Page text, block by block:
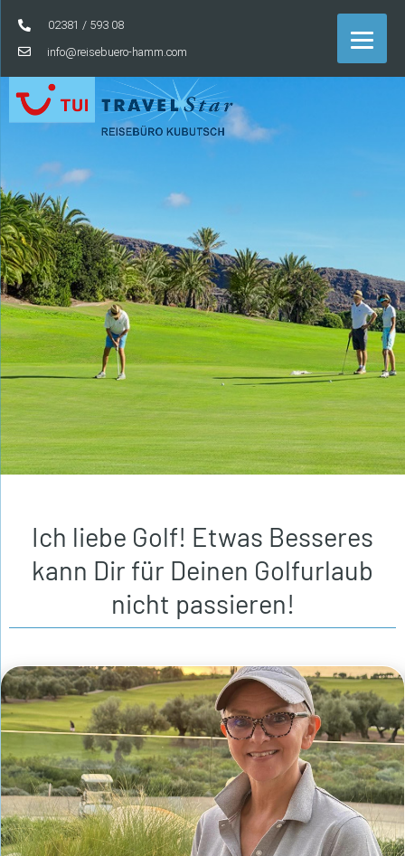
02381 / 593 08
info@reisebuero-hamm.com
Ich liebe Golf! Etwas Besseres
kann Dir für Deinen Golfurlaub
nicht passieren!